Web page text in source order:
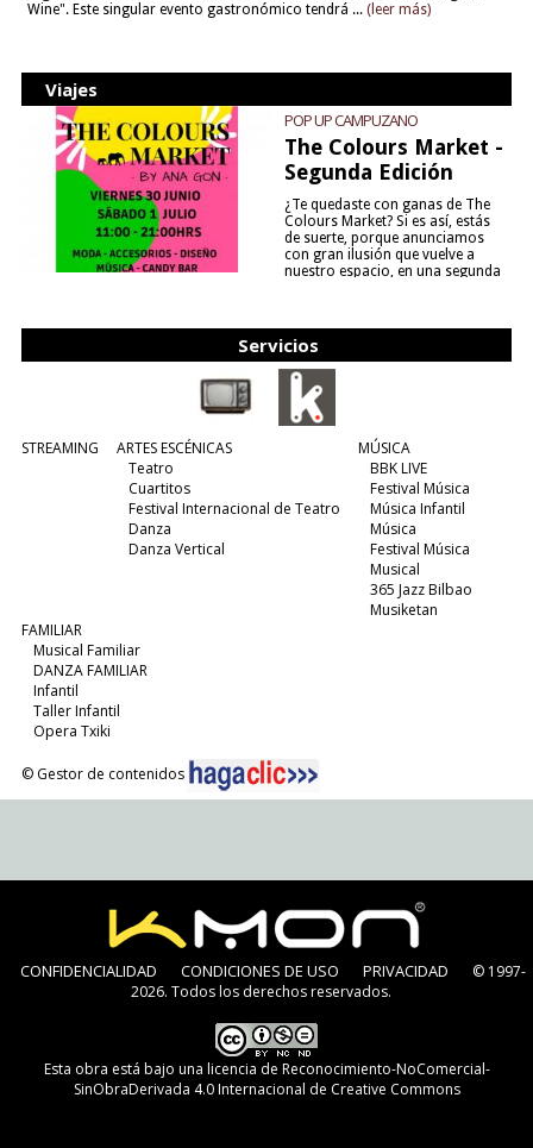
Wine". Este singular evento gastronómico tendrá ... (leer más)
Viajes
POP UP CAMPUZANO
The Colours Market -
Segunda Edición
¿Te quedaste con ganas de The
Colours Market? Si es así, estás
de suerte, porque anunciamos
con gran ilusión que vuelve a
nuestro espacio, en una segunda
Servicios
STREAMING
ARTES ESCÉNICAS
Teatro
Cuartitos
Festival Internacional de Teatro
Danza
Danza Vertical
MÚSICA
BBK LIVE
Festival Música
Música Infantil
Música
Festival Música
Musical
365 Jazz Bilbao
Musiketan
FAMILIAR
Musical Familiar
DANZA FAMILIAR
Infantil
Taller Infantil
Opera Txiki
© Gestor de contenidos
CONFIDENCIALIDAD CONDICIONES DE USO PRIVACIDAD
© 1997-
2026. Todos los derechos reservados.
Esta obra está bajo una licencia de Reconocimiento-NoComercial-
SinObraDerivada 4.0 Internacional de Creative Commons